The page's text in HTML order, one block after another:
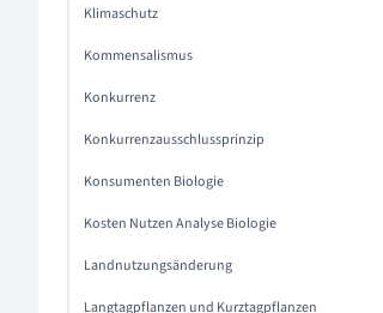
Klimaschutz
Kommensalismus
Konkurrenz
Konkurrenzausschlussprinzip
Konsumenten Biologie
Kosten Nutzen Analyse Biologie
Landnutzungsänderung
Langtagpflanzen und Kurztagpflanzen